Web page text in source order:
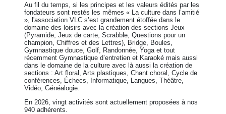
Au fil du temps, si les principes et les valeurs édités par les
fondateurs sont restés les mêmes « La culture dans l’amitié
», l'association VLC s’est grandement étoffée dans le
domaine des loisirs avec la création des sections Jeux
(Pyramide, Jeux de carte, Scrabble, Questions pour un
champion, Chiffres et des Lettres), Bridge, Boules,
Gymnastique douce, Golf, Randonnée, Yoga et tout
récemment Gymnastique d’entretien et Karaoké mais aussi
dans le domaine de la culture avec là aussi la création de
sections : Art floral, Arts plastiques, Chant choral, Cycle de
conférences, Échecs, Informatique, Langues, Théâtre,
Vidéo, Généalogie.
En 2026, vingt activités sont actuellement proposées à nos
940 adhérents.